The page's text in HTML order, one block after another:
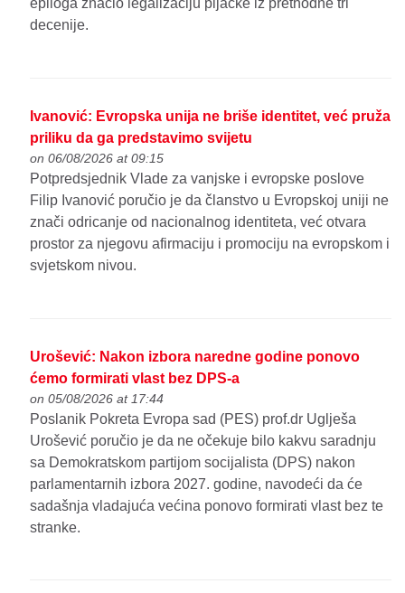
epiloga značio legalizaciju pljačke iz prethodne tri
decenije.
Ivanović: Evropska unija ne briše identitet, već pruža
priliku da ga predstavimo svijetu
on 06/08/2026 at 09:15
Potpredsjednik Vlade za vanjske i evropske poslove
Filip Ivanović poručio je da članstvo u Evropskoj uniji ne
znači odricanje od nacionalnog identiteta, već otvara
prostor za njegovu afirmaciju i promociju na evropskom i
svjetskom nivou.
Urošević: Nakon izbora naredne godine ponovo
ćemo formirati vlast bez DPS-a
on 05/08/2026 at 17:44
Poslanik Pokreta Evropa sad (PES) prof.dr Uglješa
Urošević poručio je da ne očekuje bilo kakvu saradnju
sa Demokratskom partijom socijalista (DPS) nakon
parlamentarnih izbora 2027. godine, navodeći da će
sadašnja vladajuća većina ponovo formirati vlast bez te
stranke.